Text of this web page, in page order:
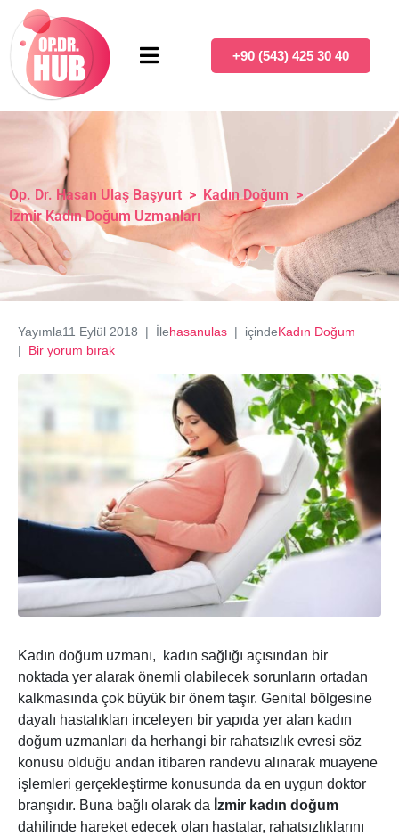
+90 (543) 425 30 40
Op. Dr. Hasan Ulaş Başyurt > Kadın Doğum >
İzmir Kadın Doğum Uzmanları
Yayımla11 Eylül 2018 İlehasanulas içindeKadın Doğum
Bir yorum bırak
Kadın doğum uzmanı, kadın sağlığı açısından bir
noktada yer alarak önemli olabilecek sorunların ortadan
kalkmasında çok büyük bir önem taşır. Genital bölgesine
dayalı hastalıkları inceleyen bir yapıda yer alan kadın
doğum uzmanları da herhangi bir rahatsızlık evresi söz
konusu olduğu andan itibaren randevu alınarak muayene
işlemleri gerçekleştirme konusunda da en uygun doktor
branşıdır. Buna bağlı olarak da İzmir kadın doğum
dahilinde hareket edecek olan hastalar, rahatsızlıklarını